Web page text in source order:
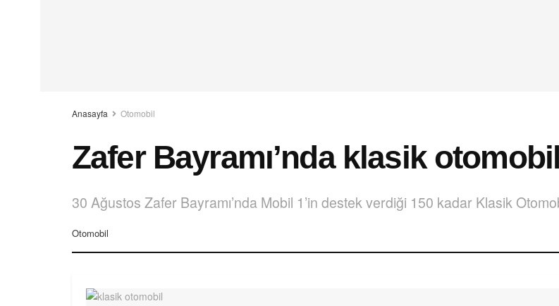
Anasayfa Otomobil
Zafer Bayramı’nda klasik
30 Ağustos Zafer Bayramı’nda Mobil 1’in destek verdiği 150 kadar Klasik
Otomobil